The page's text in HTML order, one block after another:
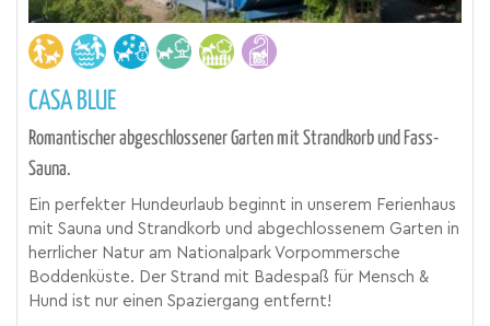
CASA BLUE
Romantischer abgeschlossener Garten mit Strandkorb und Fass-
Sauna.
Ein perfekter Hundeurlaub beginnt in unserem Ferienhaus
mit Sauna und Strandkorb und abgechlossenem Garten in
herrlicher Natur am Nationalpark Vorpommersche
Boddenküste. Der Strand mit Badespaß für Mensch &
Hund ist nur einen Spaziergang entfernt!